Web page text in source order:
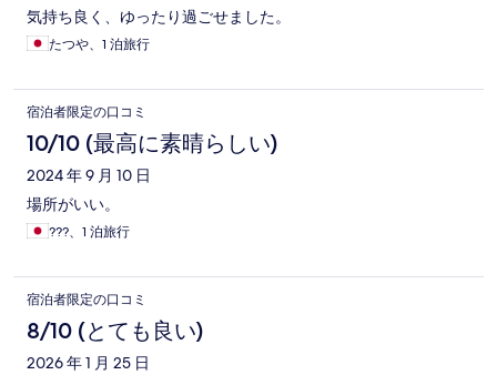
気持ち良く、ゆったり過ごせました。
たつや、1 泊旅行
宿泊者限定の口コミ
10/10 (最高に素晴らしい)
2024 年 9 月 10 日
場所がいい。
???、1 泊旅行
宿泊者限定の口コミ
8/10 (とても良い)
2026 年 1 月 25 日